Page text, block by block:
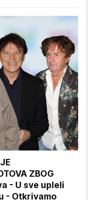
ZBOG
- U sve upleli
- Otkrivamo